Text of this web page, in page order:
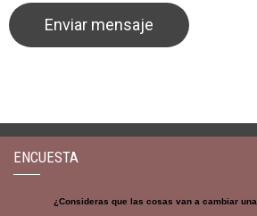
ENCUESTA
¿Consideras que las cosas van a cambiar una